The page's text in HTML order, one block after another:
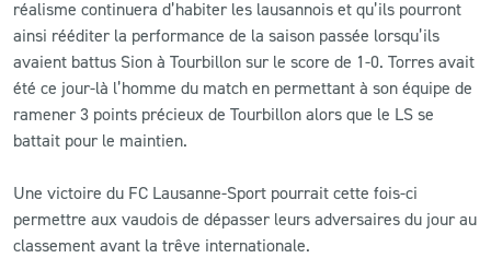
réalisme continuera d’habiter les lausannois et qu’ils pourront
ainsi rééditer la performance de la saison passée lorsqu’ils
avaient battus Sion à Tourbillon sur le score de 1-0. Torres avait
été ce jour-là l’homme du match en permettant à son équipe de
ramener 3 points précieux de Tourbillon alors que le LS se
battait pour le maintien.
Une victoire du FC Lausanne-Sport pourrait cette fois-ci
permettre aux vaudois de dépasser leurs adversaires du jour au
classement avant la trêve internationale.